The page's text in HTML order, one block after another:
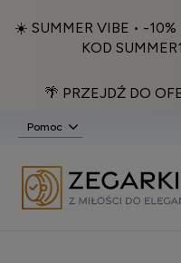
☀️ SUMMER VIBE • -
KOD
🌴 PRZEJDŹ DO
Pomoc